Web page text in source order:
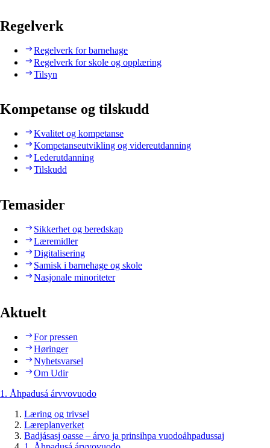
Regelverk
Regelverk for barnehage
Regelverk for skole og opplæring
Tilsyn
Kompetanse og tilskudd
Kvalitet og kompetanse
Kompetanseutvikling og videreutdanning
Lederutdanning
Tilskudd
Temasider
Sikkerhet og beredskap
Læremidler
Digitalisering
Samisk i barnehage og skole
Nasjonale minoriteter
Aktuelt
For pressen
Høringer
Nyhetsvarsel
Om Udir
1. Åhpadusá árvvovuodo
Læring og trivsel
Læreplanverket
Badjásasj oasse – árvo ja prinsihpa vuodoåhpadussaj